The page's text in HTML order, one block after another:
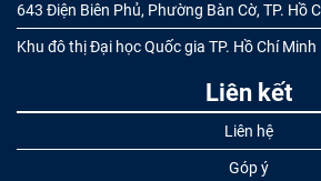
643 Điện Biên Phủ, Phường Bàn Cờ, TP. Hồ
Khu đô thị Đại học Quốc gia TP. Hồ Chí Minh
Liên kết
Liên hệ
Góp ý